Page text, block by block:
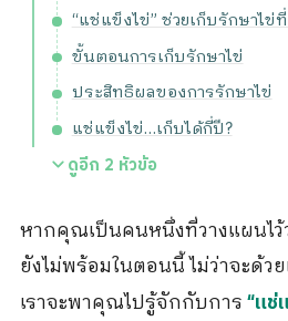
“แช่แข็งไข่” ช่วยเก็บรักษาไ
ขั้นตอนการเก็บรักษาไข่
ประสิทธิผลของการรักษาไข่
แช่แข็งไข่…เก็บได้กี่ปี?
ดูอีก 2 หัวข้อ
หากคุณเป็นคนหนึ่งที่วางแผนไ
ยังไม่พร้อมในตอนนี้ ไม่ว่าจะด้ว
เราจะพาคุณไปรู้จักกับการ “แช่